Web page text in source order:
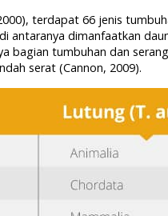
terdapat 66 jenis
antaranya dimanfaatkan
bagian tumbuhan dan
serat (Cannon, 2009).